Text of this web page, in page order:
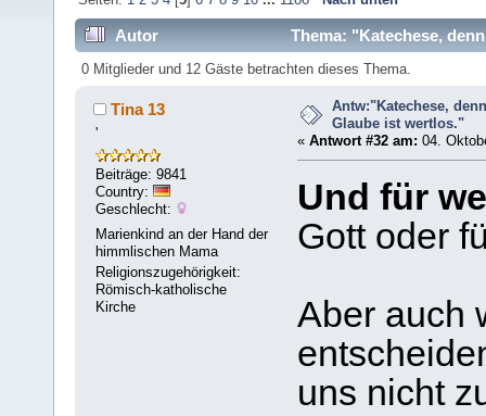
Autor Thema: "Katechese,
0 Mitglieder und 12 Gäste betrachten dieses Thema.
Tina 13
'
Beiträge: 9841
Country:
Geschlecht:
Marienkind an der Hand der
himmlischen Mama
Religionszugehörigkeit:
Römisch-katholische
Kirche
Antw:"Katechese,
Glaube ist wertlos."
« Antwort #32 am: 04.
Und für
Gott oder
Aber auch
uns nicht